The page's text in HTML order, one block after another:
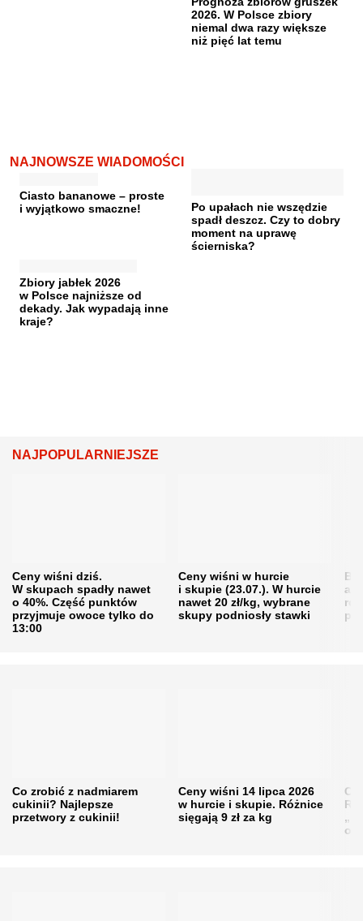
2026. W Polsce zbiory
niemal dwa razy większe
niż pięć lat temu
NAJNOWSZE WIADOMOŚCI
Ciasto bananowe – proste
i wyjątkowo smaczne!
Po upałach nie wszędzie
spadł deszcz. Czy to dobry
moment na uprawę
ścierniska?
Zbiory jabłek 2026
w Polsce najniższe od
dekady. Jak wypadają inne
kraje?
NAJPOPULARNIEJSZE
Ceny wiśni dziś.
W skupach spadły nawet
o 40%. Część punktów
przyjmuje owoce tylko do
13:00
Ceny wiśni w hurcie
i skupie (23.07.). W hurcie
nawet 20 zł/kg, wybrane
skupy podniosły stawki
Co zrobić z nadmiarem
cukinii? Najlepsze
przetwory z cukinii!
Ceny wiśni 14 lipca 2026
w hurcie i skupie. Różnice
sięgają 9 zł za kg